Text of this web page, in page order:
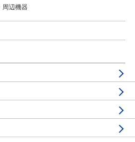
周辺機器
ーザーも唸る、
追求した長く使える